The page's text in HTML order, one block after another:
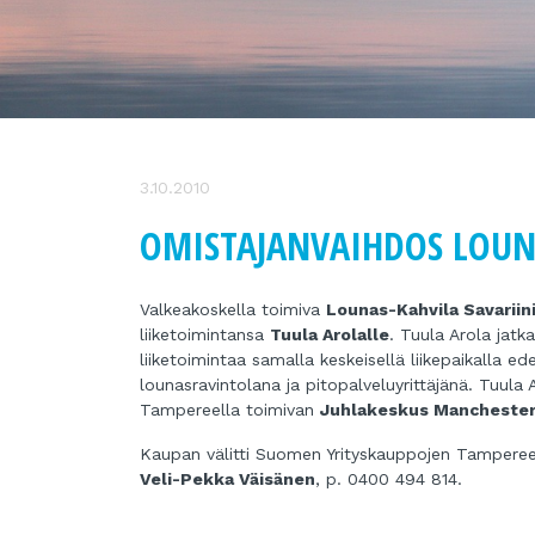
3.10.2010
OMISTAJANVAIHDOS
Valkeakoskella toimiva Lounas-Kahvila
liiketoimintansa Tuula Arolalle. Tuula Arola
liiketoimintaa samalla keskeisellä liikepaikalla
lounasravintolana ja pitopalveluyrittäjänä. Tuula
Tampereella toimivan Juhlakeskus
Kaupan välitti Suomen Yrityskauppojen
Veli-Pekka Väisänen, p. 0400 494 814.